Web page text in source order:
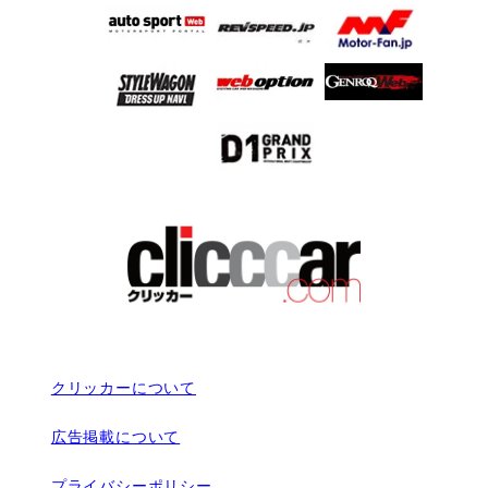
クリッカーについて
広告掲載について